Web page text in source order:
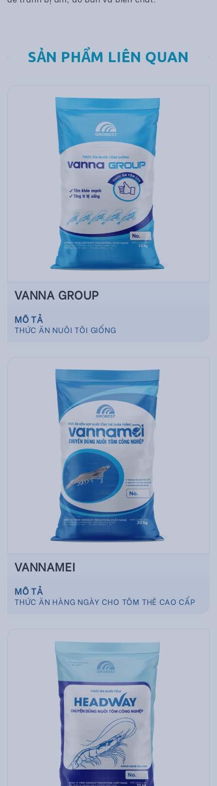
SẢN PHẨM LIÊN QUAN
VANNA GROUP
MÔ TẢ
THỨC ĂN NUÔI TÔI GIỐNG
VANNAMEI
MÔ TẢ
THỨC ĂN HÀNG NGÀY CHO TÔM THẺ CAO CẤP